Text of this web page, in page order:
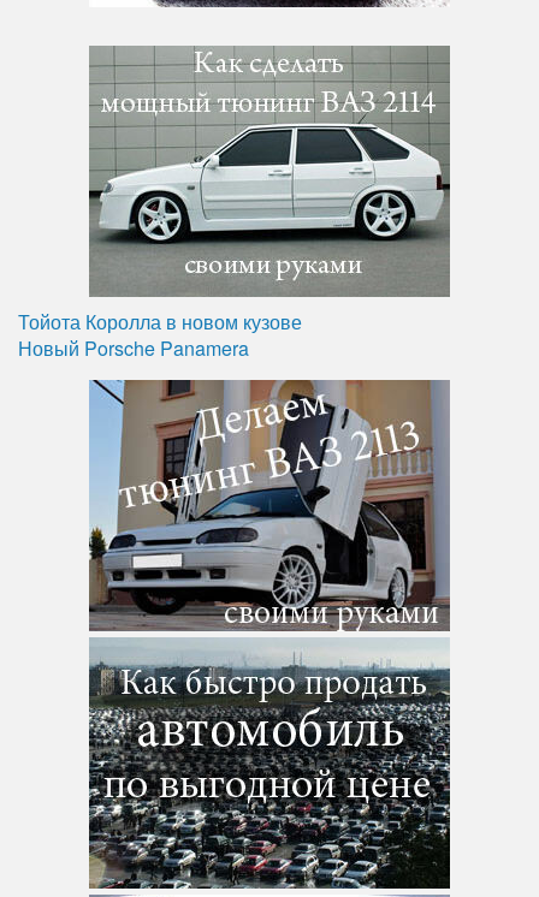
Тойота Королла в новом кузове
Новый Porsche Panamera